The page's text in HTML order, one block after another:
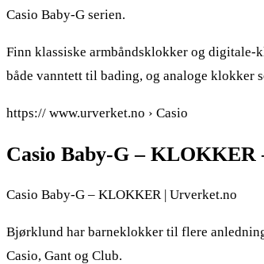
Casio Baby-G serien.
Finn klassiske armbåndsklokker og
både vanntett til bading, og analoge
https:// www.urverket.no › Casio
Casio Baby-G – KLOKKER
Casio Baby-G – KLOKKER | Urverket.no
Bjørklund har barneklokker til flere
Casio, Gant og Club.